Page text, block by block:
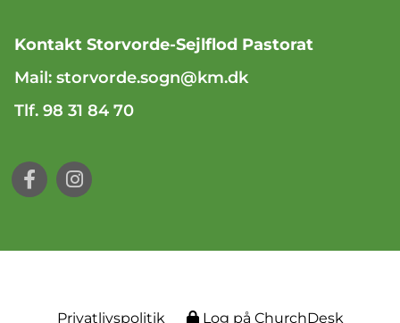
Kontakt Storvorde-Sejlflod Pastorat
Mail: storvorde.sogn@km.dk
Tlf. 98 31 84 70
Privatlivspolitik Log på ChurchDesk